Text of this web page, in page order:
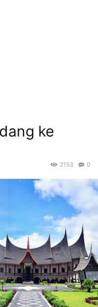
ke
0
2153